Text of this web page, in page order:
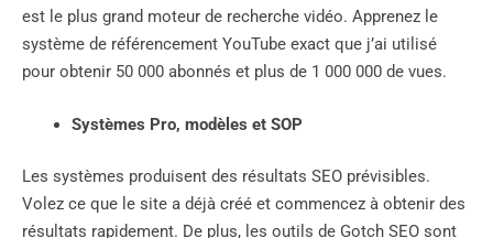
est le plus grand moteur de recherche vidéo. Apprenez le
système de référencement YouTube exact que j’ai utilisé
pour obtenir 50 000 abonnés et plus de 1 000 000 de vues.
Systèmes Pro, modèles et SOP
Les systèmes produisent des résultats SEO prévisibles.
Volez ce que le site a déjà créé et commencez à obtenir des
résultats rapidement. De plus, les outils de Gotch SEO sont